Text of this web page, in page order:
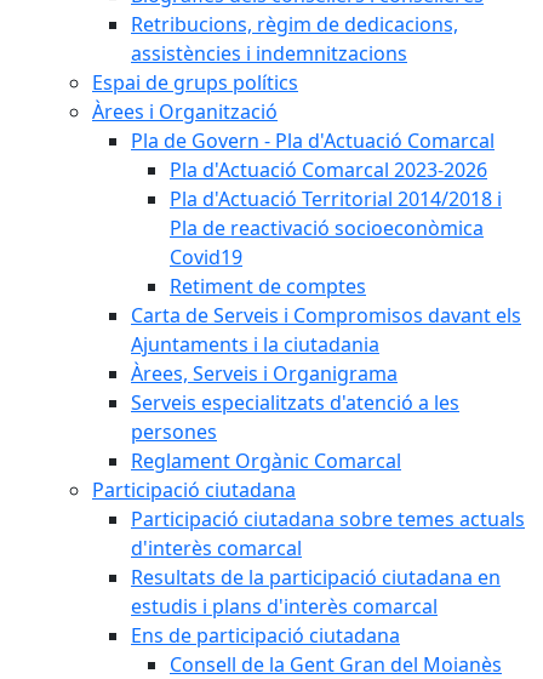
Retribucions, règim de dedicacions,
assistències i indemnitzacions
Espai de grups polítics
Àrees i Organització
Pla de Govern - Pla d'Actuació Comarcal
Pla d'Actuació Comarcal 2023-2026
Pla d'Actuació Territorial 2014/2018 i
Pla de reactivació socioeconòmica
Covid19
Retiment de comptes
Carta de Serveis i Compromisos davant els
Ajuntaments i la ciutadania
Àrees, Serveis i Organigrama
Serveis especialitzats d'atenció a les
persones
Reglament Orgànic Comarcal
Participació ciutadana
Participació ciutadana sobre temes actuals
d'interès comarcal
Resultats de la participació ciutadana en
estudis i plans d'interès comarcal
Ens de participació ciutadana
Consell de la Gent Gran del Moianès